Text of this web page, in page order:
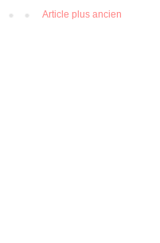
Article plus ancien